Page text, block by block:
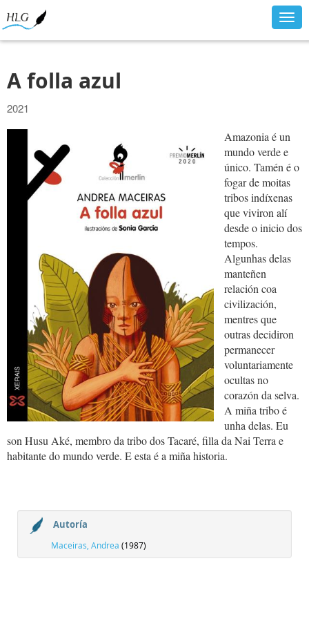
A folla azul
2021
Amazonia é un
mundo verde e
único. Tamén é o
fogar de moitas
tribos indíxenas
que viviron alí
desde o inicio dos
tempos.
Algunhas delas
manteñen
relación coa
civilización,
mentres que
outras decidiron
permanecer
voluntariamente
ocultas no
corazón da selva.
A miña tribo é
unha delas. Eu
son Husu Aké, membro da tribo dos Tacaré, filla da Nai Terra e
habitante do mundo verde. E esta é a miña historia.
Autoría
Maceiras, Andrea (1987)